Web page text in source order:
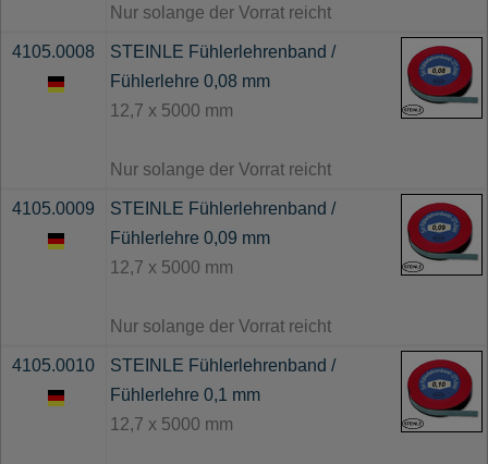
Nur solange der Vorrat reicht
4105.0008
STEINLE Fühlerlehrenband /
Fühlerlehre 0,08 mm
12,7 x 5000 mm
Nur solange der Vorrat reicht
4105.0009
STEINLE Fühlerlehrenband /
Fühlerlehre 0,09 mm
12,7 x 5000 mm
Nur solange der Vorrat reicht
4105.0010
STEINLE Fühlerlehrenband /
Fühlerlehre 0,1 mm
12,7 x 5000 mm